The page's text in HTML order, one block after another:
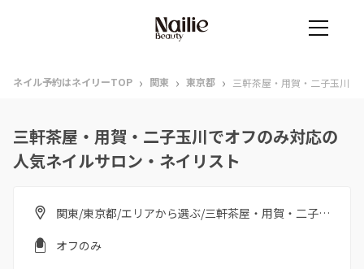
ネイル予約はネイリーTOP › 関東 › 東京都 › 三軒茶屋・用賀・二子玉川
三軒茶屋・用賀・二子玉川でオフのみ対応の
人気ネイルサロン・ネイリスト
関東/東京都/エリアから選ぶ/三軒茶屋・用賀・二子玉川
オフのみ